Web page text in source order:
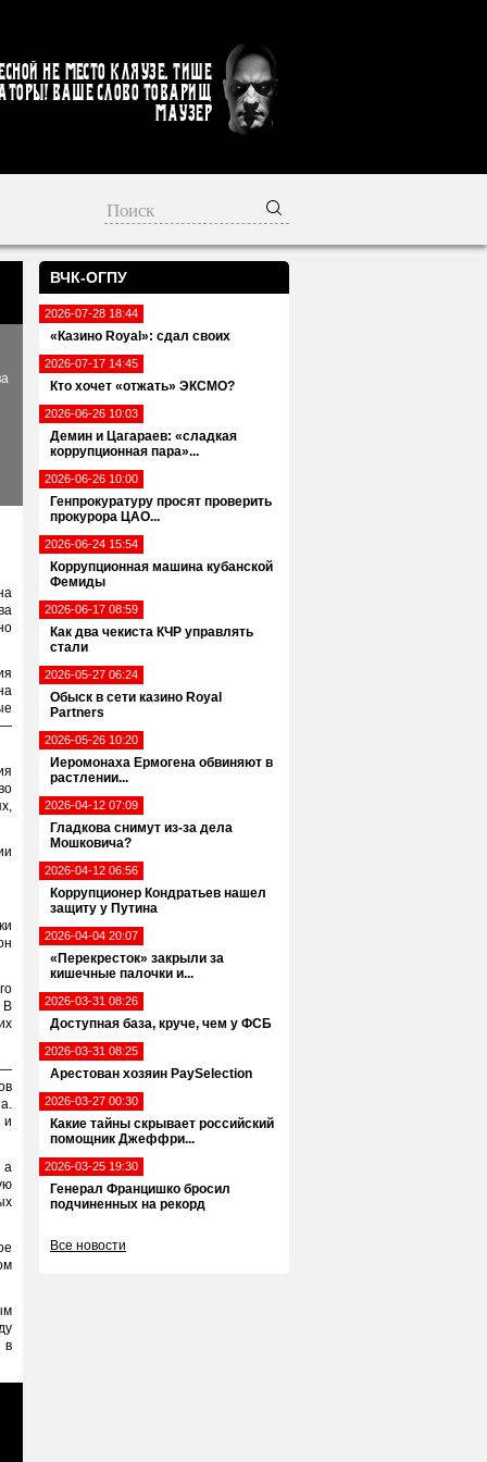
не место кляузе. Тише
Ваше слово товарищ
Маузер
ВЧК-ОГПУ
2026-07-28 18:44
«Казино Royal»: сдал своих
2026-07-17 14:45
Кто хочет «отжать» ЭКСМО?
2026-06-26 10:03
Демин и Цагараев: «сладкая
коррупционная пара»...
2026-06-26 10:00
Генпрокуратуру просят проверить
прокурора ЦАО...
2026-06-24 15:54
Коррупционная машина кубанской
Фемиды
2026-06-17 08:59
Как два чекиста КЧР управлять
стали
2026-05-27 06:24
Обыск в сети казино Royal
Partners
2026-05-26 10:20
Иеромонаха Ермогена обвиняют в
растлении...
2026-04-12 07:09
Гладкова снимут из-за дела
Мошковича?
2026-04-12 06:56
Коррупционер Кондратьев нашел
защиту у Путина
2026-04-04 20:07
«Перекресток» закрыли за
кишечные палочки и...
2026-03-31 08:26
Доступная база, круче, чем у ФСБ
2026-03-31 08:25
Арестован хозяин PaySelection
2026-03-27 00:30
Какие тайны скрывает российский
помощник Джеффри...
2026-03-25 19:30
Генерал Францишко бросил
подчиненных на рекорд
Все новости
В
—
и
а
в